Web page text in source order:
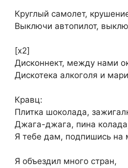
Круглый самолет,
Выключи автопилот,
[х2]
Дисконнект, между нами
Дискотека алкоголя и
Кравц:
Плитка шоколада,
Джага-джага, пина
Я тебе дам, подпишись на
Я объездил много стран,